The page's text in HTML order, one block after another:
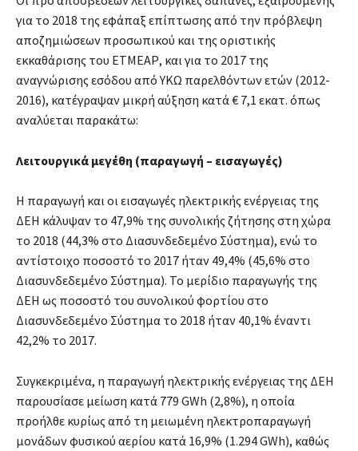
για το 2018 της εφάπαξ επίπτωσης από την πρόβλεψη
αποζημιώσεων προσωπικού και της οριστικής
εκκαθάρισης του ΕΤΜΕΑΡ, και για το 2017 της
αναγνώρισης εσόδου από ΥΚΩ παρελθόντων ετών (2012-
2016), κατέγραψαν μικρή αύξηση κατά € 7,1 εκατ. όπως
αναλύεται παρακάτω:
Λειτουργικά μεγέθη (παραγωγή – εισαγωγές)
Η παραγωγή και οι εισαγωγές ηλεκτρικής ενέργειας της
ΔEΗ κάλυψαν το 47,9% της συνολικής ζήτησης στη χώρα
το 2018 (44,3% στο Διασυνδεδεμένο Σύστημα), ενώ το
αντίστοιχο ποσοστό το 2017 ήταν 49,4% (45,6% στο
Διασυνδεδεμένο Σύστημα). Το μερίδιο παραγωγής της
ΔEH ως ποσοστό του συνολικού φορτίου στο
Διασυνδεδεμένο Σύστημα το 2018 ήταν 40,1% έναντι
42,2% το 2017.
Συγκεκριμένα, η παραγωγή ηλεκτρικής ενέργειας της ΔEΗ
παρουσίασε μείωση κατά 779 GWh (2,8%), η οποία
προήλθε κυρίως από τη μειωμένη ηλεκτροπαραγωγή
μονάδων φυσικού αερίου κατά 16,9% (1.294 GWh), καθώς